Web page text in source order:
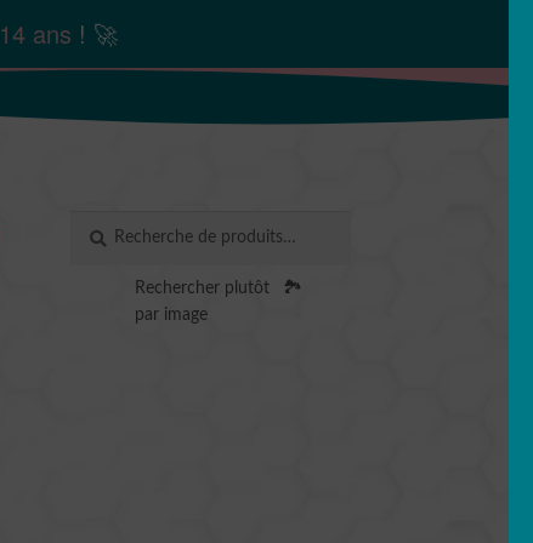
14 ans ! 🚀
pour :
RECHERCHE
Rechercher plutôt
par image
🏞️